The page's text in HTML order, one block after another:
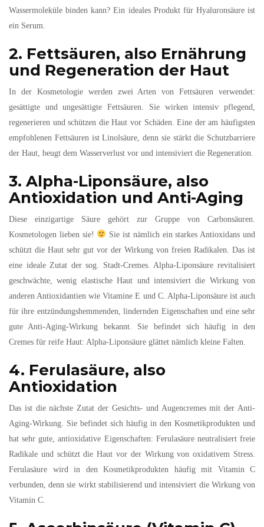
Wassermoleküle binden kann? Ein ideales Produkt für Hyaluronsäure ist
ein Serum.
2. Fettsäuren, also Ernährung
und Regeneration der Haut
In der Kosmetologie werden zwei Arten von Fettsäuren verwendet:
gesättigte und ungesättigte Fettsäuren. Sie wirken intensiv pflegend,
regenerieren und schützen die Haut vor Schäden. Eine der am häufigsten
empfohlenen Fettsäuren ist Linolsäure, denn sie stärkt die Schutzbarriere
der Haut, beugt dem Wasserverlust vor und intensiviert die Regeneration.
3. Alpha-Liponsäure, also
Antioxidation und Anti-Aging
Diese einzigartige Säure gehört zur Gruppe von Carbonsäuren.
Kosmetologen lieben sie!
Sie ist nämlich ein starkes Antioxidans und
schützt die Haut sehr gut vor der Wirkung von freien Radikalen. Das ist
eine ideale Zutat der sog. Stadt-Cremes. Alpha-Liponsäure revitalisiert
geschwächte, wenig elastische Haut und intensiviert die Wirkung von
anderen Antioxidantien wie Vitamine E und C. Alpha-Liponsäure ist auch
für ihre entzündungshemmenden, lindernden Eigenschaften und eine sehr
gute Anti-Aging-Wirkung bekannt. Sie befindet sich häufig in den
Cremes für reife Haut: Alpha-Liponsäure glättet nämlich kleine Falten.
4. Ferulasäure, also
Antioxidation
Das ist die nächste Zutat der Gesichts- und Augencremes mit der Anti-
Aging-Wirkung. Sie befindet sich häufig in den Kosmetikprodukten und
hat sehr gute, antioxidative Eigenschaften: Ferulasäure neutralisiert freie
Radikale und schützt die Haut vor der Wirkung von oxidativem Stress.
Ferulasäure wird in den Kosmetikprodukten häufig mit Vitamin C
verbunden, denn sie wirkt stabilisierend und intensiviert die Wirkung von
Vitamin C.